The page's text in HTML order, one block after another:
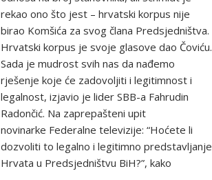
rekao ono što jest – hrvatski korpus nije
birao Komšića za svog člana Predsjedništva.
Hrvatski korpus je svoje glasove dao Čoviću.
Sada je mudrost svih nas da nađemo
rješenje koje će zadovoljiti i legitimnost i
legalnost, izjavio je lider SBB-a Fahrudin
Radončić. Na zaprepašteni upit
novinarke Federalne televizije: “Hoćete li
dozvoliti to legalno i legitimno predstavljanje
Hrvata u Predsjedništvu BiH?”, kako